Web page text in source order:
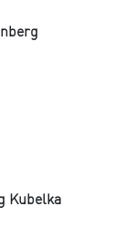
Kubelka